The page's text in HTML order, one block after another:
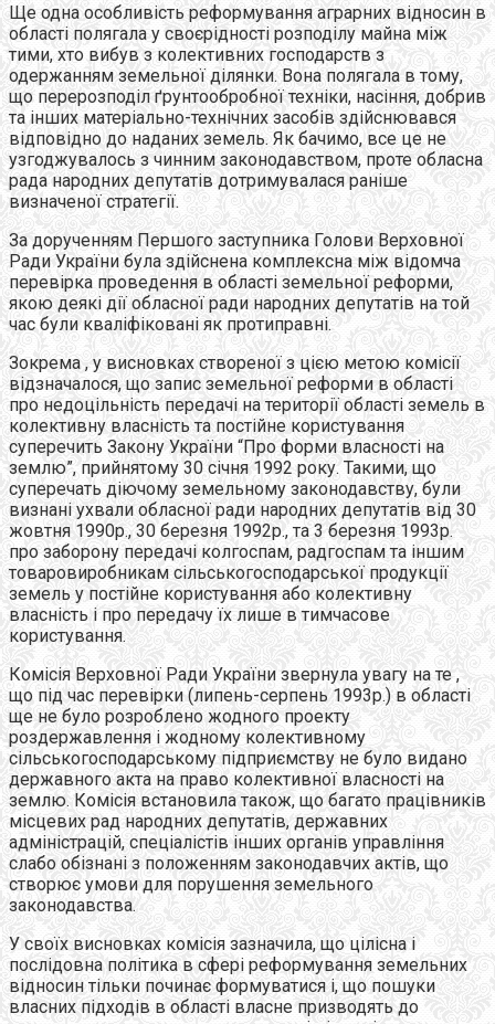
Ще одна особливість реформування аграрних відносин в
області полягала у своєрідності розподілу майна між
тими, хто вибув з колективних господарств з
одержанням земельної ділянки. Вона полягала в тому,
що перерозподіл ґрунтообробної техніки, насіння, добрив
та інших матеріально-технічних засобів здійснювався
відповідно до наданих земель. Як бачимо, все це не
узгоджувалось з чинним законодавством, проте обласна
рада народних депутатів дотримувалася раніше
визначеної стратегії.
За дорученням Першого заступника Голови Верховної
Ради України була здійснена комплексна між відомча
перевірка проведення в області земельної реформи,
якою деякі дії обласної ради народних депутатів на той
час були кваліфіковані як протиправні.
Зокрема , у висновках створеної з цією метою комісії
відзначалося, що запис земельної реформи в області
про недоцільність передачі на території області земель в
колективну власність та постійне користування
суперечить Закону України “Про форми власності на
землю”, прийнятому 30 січня 1992 року. Такими, що
суперечать діючому земельному законодавству, були
визнані ухвали обласної ради народних депутатів від 30
жовтня 1990р., 30 березня 1992р., та 3 березня 1993р.
про заборону передачі колгоспам, радгоспам та іншим
товаровиробникам сільськогосподарської продукції
земель у постійне користування або колективну
власність і про передачу їх лише в тимчасове
користування.
Комісія Верховної Ради України звернула увагу на те ,
що під час перевірки (липень-серпень 1993р.) в області
ще не було розроблено жодного проекту
роздержавлення і жодному колективному
сільськогосподарському підприємству не було видано
державного акта на право колективної власності на
землю. Комісія встановила також, що багато працівників
місцевих рад народних депутатів, державних
адміністрацій, спеціалістів інших органів управління
слабо обізнані з положенням законодавчих актів, що
створює умови для порушення земельного
законодавства.
У своїх висновках комісія зазначила, що цілісна і
послідовна політика в сфері реформування земельних
відносин тільки починає формуватися і, що пошуки
власних підходів в області власне призводять до